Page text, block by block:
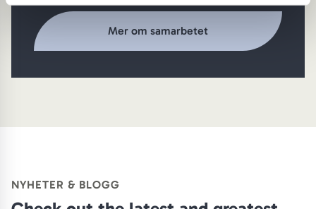
Mer om samarbetet
NYHETER & BLOGG